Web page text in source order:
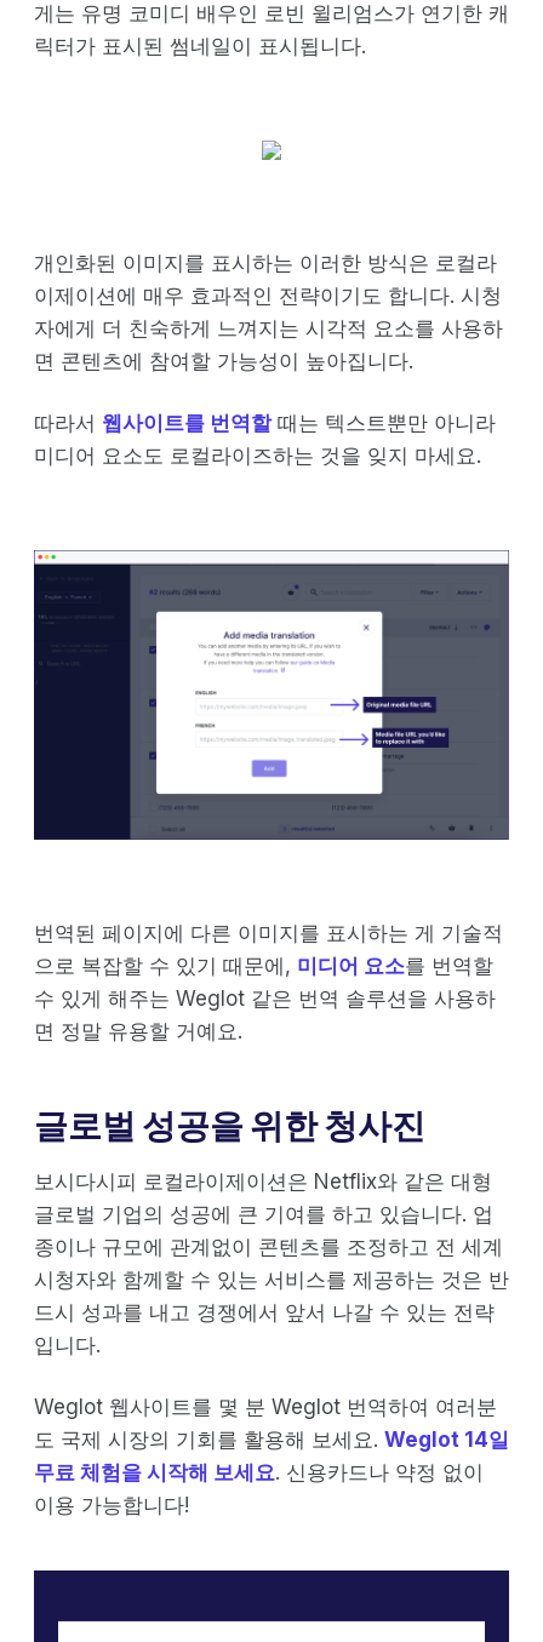
게는 유명 코미디 배우인 로빈 윌리엄스가 연기한 캐
릭터가 표시된 썸네일이 표시됩니다.
개인화된 이미지를 표시하는 이러한 방식은 로컬라
이제이션에 매우 효과적인 전략이기도 합니다. 시청
자에게 더 친숙하게 느껴지는 시각적 요소를 사용하
면 콘텐츠에 참여할 가능성이 높아집니다.
따라서 웹사이트를 번역할때는 텍스트뿐만 아니라
미디어 요소도 로컬라이즈하는 것을 잊지 마세요.
번역된 페이지에 다른 이미지를 표시하는 게 기술적
으로 복잡할 수 있기 때문에, 미디어 요소를 번역할
수 있게 해주는 Weglot 같은 번역 솔루션을 사용하
면 정말 유용할 거예요.
글로벌 성공을 위한 청사진
보시다시피 로컬라이제이션은 Netflix와 같은 대형
글로벌 기업의 성공에 큰 기여를 하고 있습니다. 업
종이나 규모에 관계없이 콘텐츠를 조정하고 전 세계
시청자와 함께할 수 있는 서비스를 제공하는 것은 반
드시 성과를 내고 경쟁에서 앞서 나갈 수 있는 전략
입니다.
Weglot 웹사이트를 몇 분 Weglot 번역하여 여러분
도 국제 시장의 기회를 활용해 보세요. Weglot 14일
무료 체험을 시작해 보세요. 신용카드나 약정 없이
이용 가능합니다!